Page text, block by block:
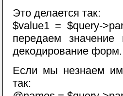
Это делается так:
$value1 = $query-
передаем значение
декодирование
Если мы незнаем
так: